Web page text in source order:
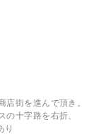
街を進んで頂き。
の十字路を右折、
り